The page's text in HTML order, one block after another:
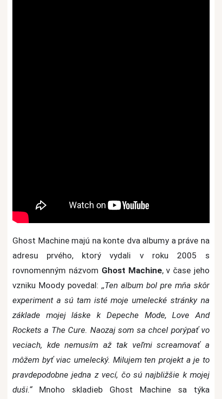
Ghost Machine majú na konte dva albumy a práve na
adresu prvého, ktorý vydali v roku 2005 s
rovnomenným názvom Ghost Machine, v čase jeho
vzniku Moody povedal: ,,Ten album bol pre mňa skôr
experiment a sú tam isté moje umelecké stránky na
základe mojej láske k Depeche Mode, Love And
Rockets a The Cure. Naozaj som sa chcel porýpať vo
veciach, kde nemusím až tak veľmi screamovať a
môžem byť viac umelecký. Milujem ten projekt a je to
pravdepodobne jedna z vecí, čo sú najbližšie k mojej
duši.“ Mnoho skladieb Ghost Machine sa týka